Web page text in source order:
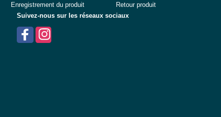
Enregistrement du produit
Retour produit
Suivez-nous sur les réseaux sociaux